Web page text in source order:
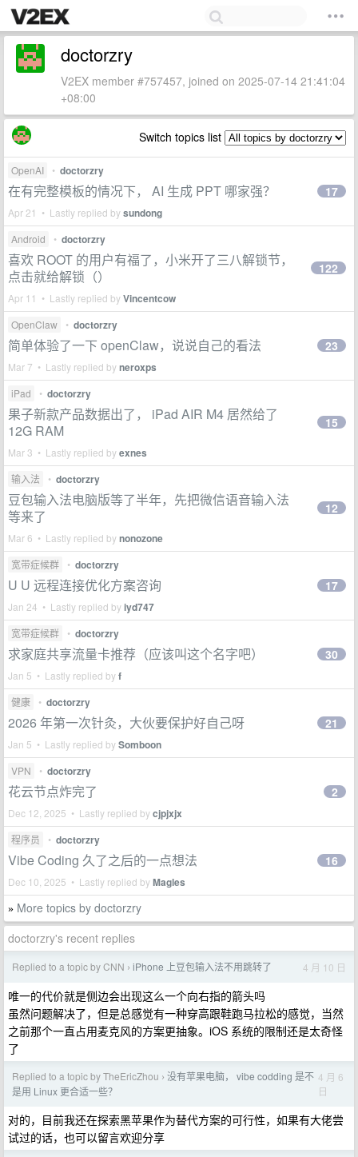
doctorzry
V2EX member #757457, joined on 2025-07-14 21:41:04
+08:00
Switch topics list
OpenAI • doctorzry
在有完整模板的情况下， AI 生成 PPT 哪家强？
Apr 21 • Lastly replied bysundong
17
Android • doctorzry
喜欢 ROOT 的用户有福了，小米开了三八解锁节，
点击就给解锁（）
Apr 11 • Lastly replied byVincentcow
122
OpenClaw • doctorzry
简单体验了一下 openClaw，说说自己的看法
Mar 7 • Lastly replied byneroxps
23
iPad • doctorzry
果子新款产品数据出了， iPad AIR M4 居然给了
12G RAM
Mar 3 • Lastly replied byexnes
15
输入法 • doctorzry
豆包输入法电脑版等了半年，先把微信语音输入法
等来了
Mar 6 • Lastly replied bynonozone
12
宽带症候群 • doctorzry
U U 远程连接优化方案咨询
Jan 24 • Lastly replied byiyd747
17
宽带症候群 • doctorzry
求家庭共享流量卡推荐（应该叫这个名字吧）
Jan 5 • Lastly replied byf
30
健康 • doctorzry
2026 年第一次针灸，大伙要保护好自己呀
Jan 5 • Lastly replied bySomboon
21
VPN • doctorzry
花云节点炸完了
Dec 12, 2025 • Lastly replied bycjpjxjx
2
程序员 • doctorzry
Vibe Coding 久了之后的一点想法
Dec 10, 2025 • Lastly replied byMagles
16
» More topics by doctorzry
doctorzry's recent replies
Replied to a topic by CNN › iPhone 上豆包输入法不用跳转了 4 月 10 日
唯一的代价就是侧边会出现这么一个向右指的箭头吗
虽然问题解决了，但是总感觉有一种穿高跟鞋跑马拉松的感觉，当然
之前那个一直占用麦克风的方案更抽象。iOS 系统的限制还是太奇怪
了
Replied to a topic by TheEricZhou › 没有苹果电脑， vibe codding 是不
是用 Linux 更合适一些？
4 月 6
日
对的，目前我还在探索黑苹果作为替代方案的可行性，如果有大佬尝
试过的话，也可以留言欢迎分享